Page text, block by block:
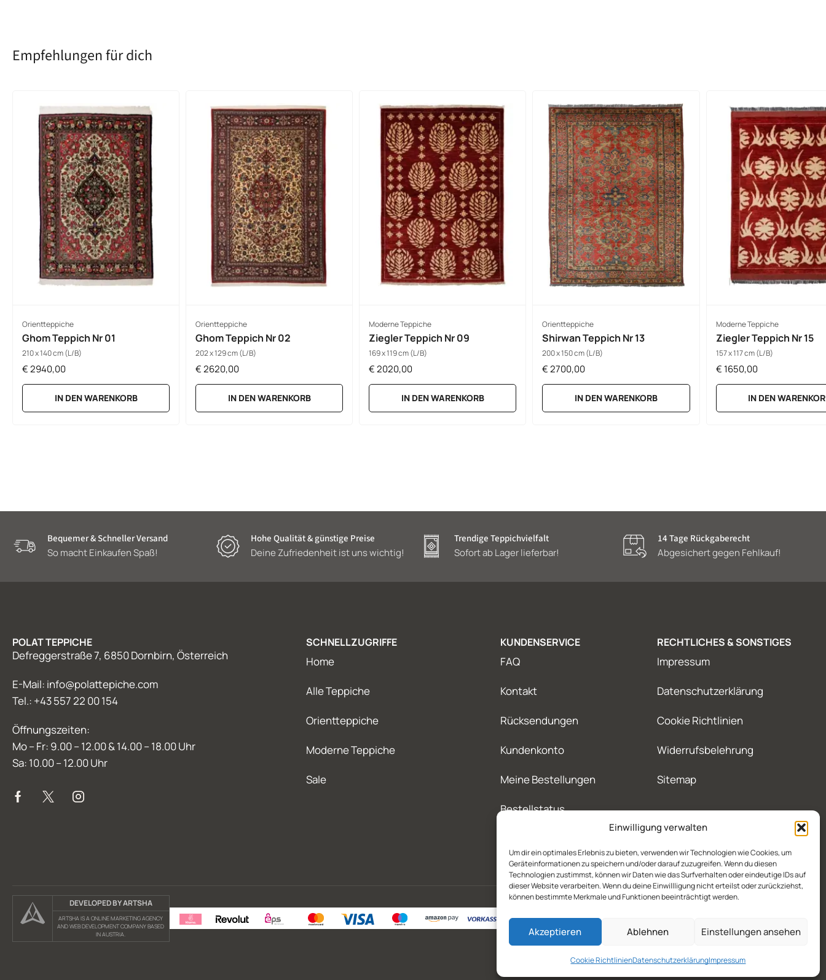
Einwilligung verwalten
Um dir ein optimales Erlebnis zu bieten, verwenden wir Technologien wie Cookies, um
Geräteinformationen zu speichern und/oder darauf zuzugreifen. Wenn du diesen
Technologien zustimmst, können wir Daten wie das Surfverhalten oder eindeutige IDs auf
dieser Website verarbeiten. Wenn du deine Einwillligung nicht erteilst oder zurückziehst,
können bestimmte Merkmale und Funktionen beeinträchtigt werden.
Akzeptieren Ablehnen Einstellungen ansehen
Cookie RichtlinienDatenschutzerklärungImpressum
Empfehlungen für dich
Orientteppiche
Ghom Teppich Nr 01
210 x 140 cm (L/B)
€2940,00
IN DEN WARENKORB
Orientteppiche
Ghom Teppich Nr 02
202 x 129 cm (L/B)
€2620,00
IN DEN WARENKORB
Moderne Teppiche
Ziegler Teppich Nr 09
169 x 119 cm (L/B)
€2020,00
IN DEN WARENKORB
Orientteppiche
Shirwan Teppich Nr 13
200 x 150 cm (L/B)
€2700,00
IN DEN WARENKORB
Moderne Teppiche
Ziegler Teppich Nr 15
157 x 117 cm (L/B)
€ 1650,00
IN DEN
Bequemer & Schneller Versand
So macht Einkaufen Spaß!
Hohe Qualität & günstige Preise
Deine Zufriedenheit ist uns wichtig!
Trendige Teppichvielfalt
Sofort ab Lager lieferbar!
14 Tage Rückgaberecht
Abgesichert gegen Fehlkauf!
POLAT TEPPICHE
Defreggerstraße 7, 6850 Dornbirn, Österreich
E-Mail: info@polattepiche.com
Tel.: +43 557 22 00 154
Öffnungszeiten:
Mo – Fr: 9.00 – 12.00 & 14.00 – 18.00 Uhr
Sa: 10.00 – 12.00 Uhr
SCHNELLZUGRIFFE
Home
Alle Teppiche
Orientteppiche
Moderne Teppiche
Sale
KUNDENSERVICE
FAQ
Kontakt
Rücksendungen
Kundenkonto
Meine Bestellungen
Bestellstatus
RECHTLICHES & SONSTIGES
Impressum
Datenschutzerklärung
Cookie Richtlinien
Widerrufsbelehrung
Sitemap
DEVELOPED BY ARTSHA
ARTSHA IS A ONLINE MARKETING AGENCY
AND WEB DEVELOPMENT COMPANY BASED
IN AUSTRIA.